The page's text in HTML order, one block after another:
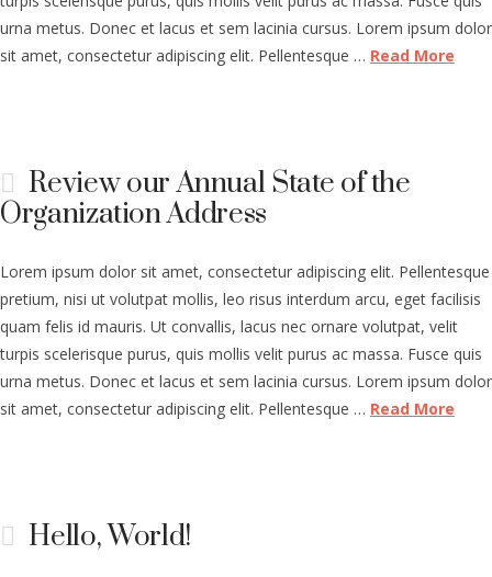
urna metus. Donec et lacus et sem lacinia cursus. Lorem ipsum dolor
sit amet, consectetur adipiscing elit. Pellentesque … Read More
Review our Annual State of the
Organization Address
Lorem ipsum dolor sit amet, consectetur adipiscing elit. Pellentesque
pretium, nisi ut volutpat mollis, leo risus interdum arcu, eget facilisis
quam felis id mauris. Ut convallis, lacus nec ornare volutpat, velit
turpis scelerisque purus, quis mollis velit purus ac massa. Fusce quis
urna metus. Donec et lacus et sem lacinia cursus. Lorem ipsum dolor
sit amet, consectetur adipiscing elit. Pellentesque … Read More
Hello, World!